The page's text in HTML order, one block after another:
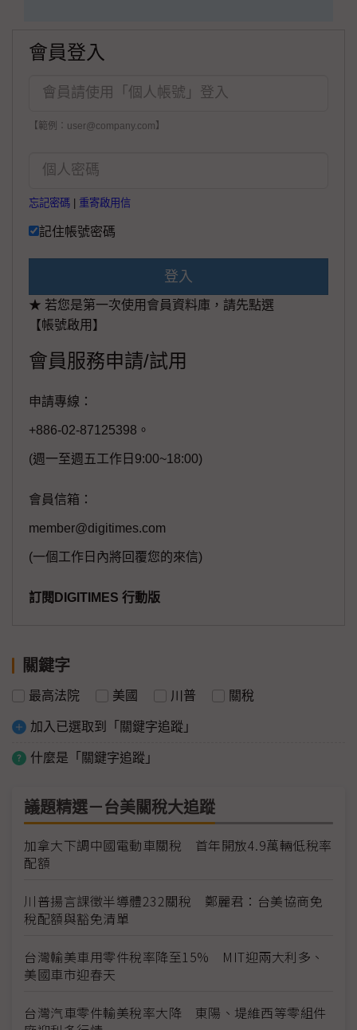
會員登入
【範例：user@company.com】
忘記密碼 重寄啟用信
記住帳號密碼
登入
★ 若您是第一次使用會員資料庫，請先點選
【帳號啟用】
會員服務申請/試用
申請專線：
+886-02-87125398。
(週一至週五工作日9:00~18:00)
會員信箱：
member@digitimes.com
(一個工作日內將回覆您的來信)
訂閱DIGITIMES 行動版
關鍵字
最高法院 美國 川普 關稅
加入已選取到「關鍵字追蹤」
什麼是「關鍵字追蹤」
議題精選－台美關稅大追蹤
加拿大下調中國電動車關稅 首年開放4.9萬輛低稅率
配額
川普揚言課徵半導體232關稅 鄭麗君：台美協商免
稅配額與豁免清單
台灣輸美車用零件稅率降至15% MIT迎兩大利多、
美國車市迎春天
台灣汽車零件輸美稅率大降 東陽、堤維西等零組件